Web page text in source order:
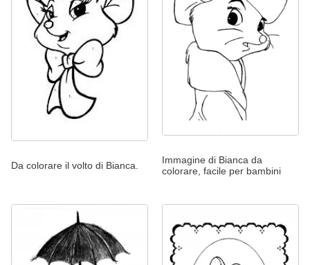
Da colorare il volto di Bianca.
Immagine di Bianca da
colorare, facile per bambini